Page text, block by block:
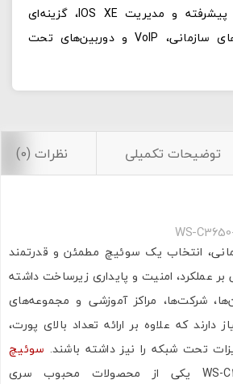
StackWise، امنیت پیشرفته و مدیریت IOS XE، گزینه‌ای
مناسب برای شبکه‌های سازمانی، VoIP و دوربین‌های تحت
توضیحات تکمیلی نظرات (0)
انتخاب یک سوئیچ مطمئن و قدرتمند
عملکرد، امنیت و پایداری زیرساخت داشته
شرکت‌ها، مراکز آموزشی و مجموعه‌های
که علاوه بر ارائه تعداد بالای پورت،
تحت شبکه را نیز داشته باشند. سوئیچ
WS-C3650-48FS-S یکی از محصولات محبوب سری